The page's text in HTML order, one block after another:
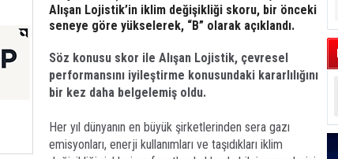
Alışan Lojistik’in iklim değişikliği skoru, bir önceki
seneye göre yükselerek, “B” olarak açıklandı.
Söz konusu skor ile Alışan Lojistik, çevresel
performansını iyileştirme konusundaki kararlılığını
bir kez daha belgelemiş oldu.
Her yıl dünyanın en büyük şirketlerinden sera gazı
emisyonları, enerji kullanımları ve taşıdıkları iklim